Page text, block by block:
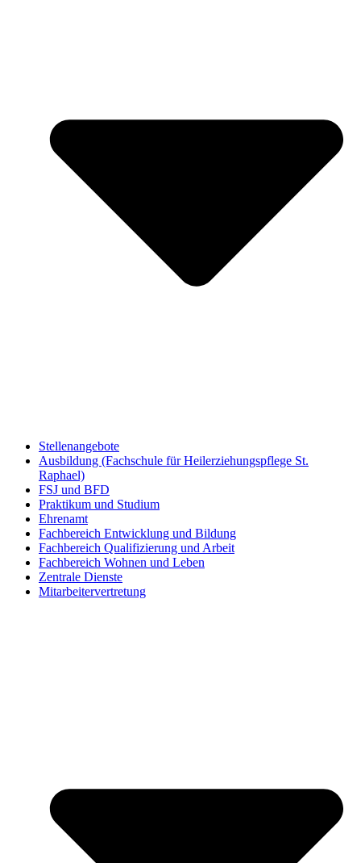
Stellenangebote
Ausbildung (Fachschule für Heilerziehungspflege St.
Raphael)
FSJ und BFD
Praktikum und Studium
Ehrenamt
Fachbereich Entwicklung und Bildung
Fachbereich Qualifizierung und Arbeit
Fachbereich Wohnen und Leben
Zentrale Dienste
Mitarbeitervertretung